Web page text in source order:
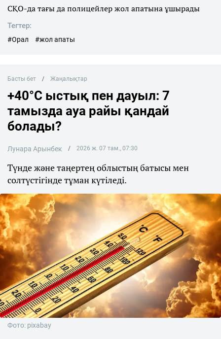
СҚО-да тағы да полицейлер жол апатына ұшырады
Тегтер:
#Орал #жол апаты
Басты бет Жаңалықтар
+40°C ыстық пен дауыл: 7
тамызда ауа райы қандай
болады?
Лунара Арынбек 2026 ж. 07 там., 07:30
Түнде және таңертең облыстың батысы мен
солтүстігінде тұман күтіледі.
Фото: pixabay